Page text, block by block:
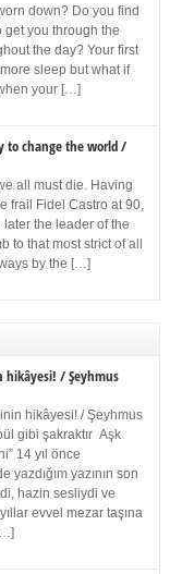
down? Do you find
get you through the
the day? Your first
sleep but what if
your […]
to change the world /
all must die. Having
frail Fidel Castro at 90,
the leader of the
to that most strict of all
by the […]
hikâyesi! / Şeyhmus
hikâyesi! / Şeyhmus
gibi şakraktır Aşk
14 yıl önce
yazının son
hazin sesliydi ve
evvel mezar taşına